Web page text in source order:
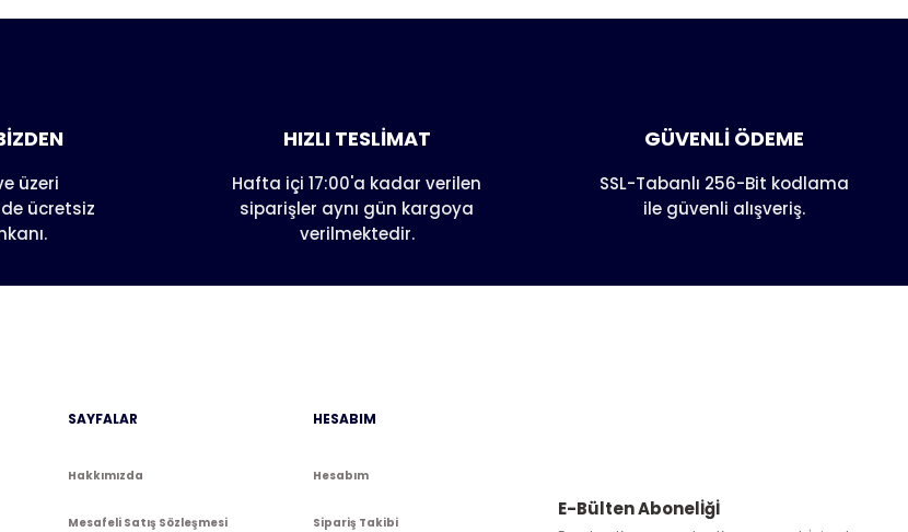
yetersiz gördüğünüz noktaları öneri formunu kullanarak
üzeri
ücretsiz
HIZLI TESLİMAT
Hafta içi 17:00'a kadar verilen
siparişler aynı gün kargoya
verilmektedir.
GÜVENLİ ÖDEME
SSL-Tabanlı 256-Bit kodlama
ile güvenli alışveriş.
SAYFALAR
Hakkımızda
Mesafeli Satış Sözleşmesi
HESABIM
Hesabım
Sipariş Takibi
E-Bülten Abonelİğİ